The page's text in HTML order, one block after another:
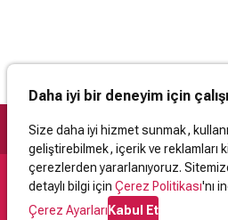
Daha iyi bir deneyim için
Size daha iyi hizmet sunmak,
geliştirebilmek, içerik ve reklamları
çerezlerden yararlanıyoruz.
detaylı bilgi için Çerez Politikası'nı
Çerez AyarlarıKabul Et
Destek
İletişimYardımKullanıcı